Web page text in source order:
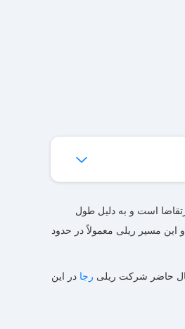
است و به‌ دلیل طول
محسوب می‌شود که به ‌دنبال سفری راحت و ایمن هستند. فاصله ریلی طبس تا نیشابور حدود 480 کیلومتر است و این مسیر ریلی معمولاً در حدود
حاضر شرکت ریلی رجا در این